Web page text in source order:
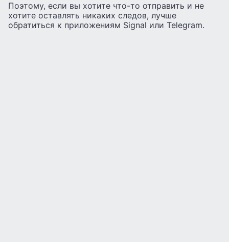
Поэтому, если вы хотите что-то отправить и не
хотите оставлять никаких следов, лучше
обратиться к приложениям Signal или Telegram.